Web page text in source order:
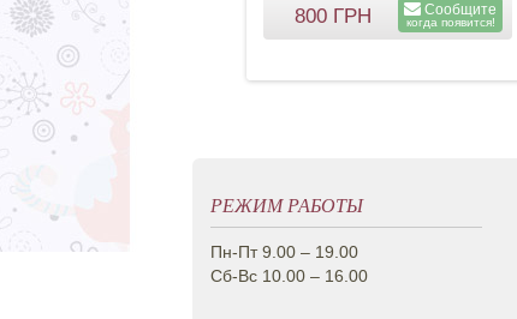
800ГРН Сообщите
когда появится!
РЕЖИМ РАБОТЫ
Пн-Пт 9.00 – 19.00
Сб-Вс 10.00 – 16.00